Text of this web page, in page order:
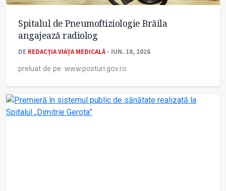
Spitalul de Pneumoftiziologie Brăila
angajează radiolog
DE REDACȚIA VIAȚA MEDICALĂ- IUN. 18, 2026
preluat de pe: www.posturi.gov.ro